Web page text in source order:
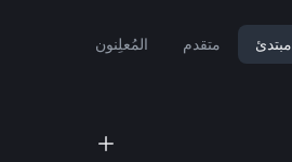
مبتدئ متقدم المُعلِنون